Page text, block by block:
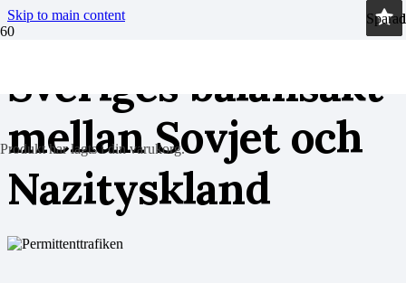
Skip to main content
Produkthar lagts i din varukorg.
Sveriges balansakt
mellan Sovjet och
Nazityskland
Sparad
Sparad
Sparad
Sparad